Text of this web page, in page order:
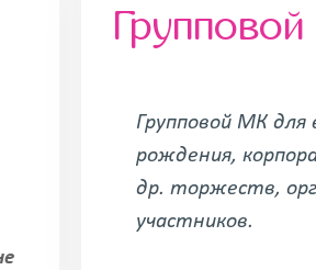
Групповой
Групповой МК для
рождения,
др. торжеств,
участников.